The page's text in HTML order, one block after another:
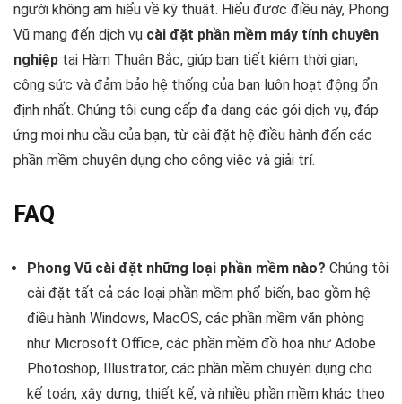
người không am hiểu về kỹ thuật. Hiểu được điều này, Phong
Vũ mang đến dịch vụ cài đặt phần mềm máy tính chuyên
nghiệp tại Hàm Thuận Bắc, giúp bạn tiết kiệm thời gian,
công sức và đảm bảo hệ thống của bạn luôn hoạt động ổn
định nhất. Chúng tôi cung cấp đa dạng các gói dịch vụ, đáp
ứng mọi nhu cầu của bạn, từ cài đặt hệ điều hành đến các
phần mềm chuyên dụng cho công việc và giải trí.
FAQ
Phong Vũ cài đặt những loại phần mềm nào? Chúng tôi
cài đặt tất cả các loại phần mềm phổ biến, bao gồm hệ
điều hành Windows, MacOS, các phần mềm văn phòng
như Microsoft Office, các phần mềm đồ họa như Adobe
Photoshop, Illustrator, các phần mềm chuyên dụng cho
kế toán, xây dựng, thiết kế, và nhiều phần mềm khác theo